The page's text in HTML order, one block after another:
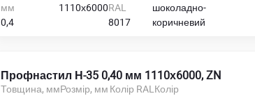
мм
0,4
1110х6000RAL
8017
шоколадно-
коричневий
Профнастил Н-35 0,40 мм 1110х6000, ZN
Товщина, ммРозмір, мм Колір RALКолір